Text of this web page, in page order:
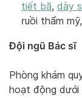
tiết bã, dày
ruồi thẩm
Đội ngũ Bác sĩ
Phòng khám
hoạt động